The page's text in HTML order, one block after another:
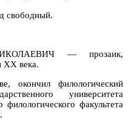
свободный.
— прозаик,
ХХ века.
окончил филологический
университета
факультета